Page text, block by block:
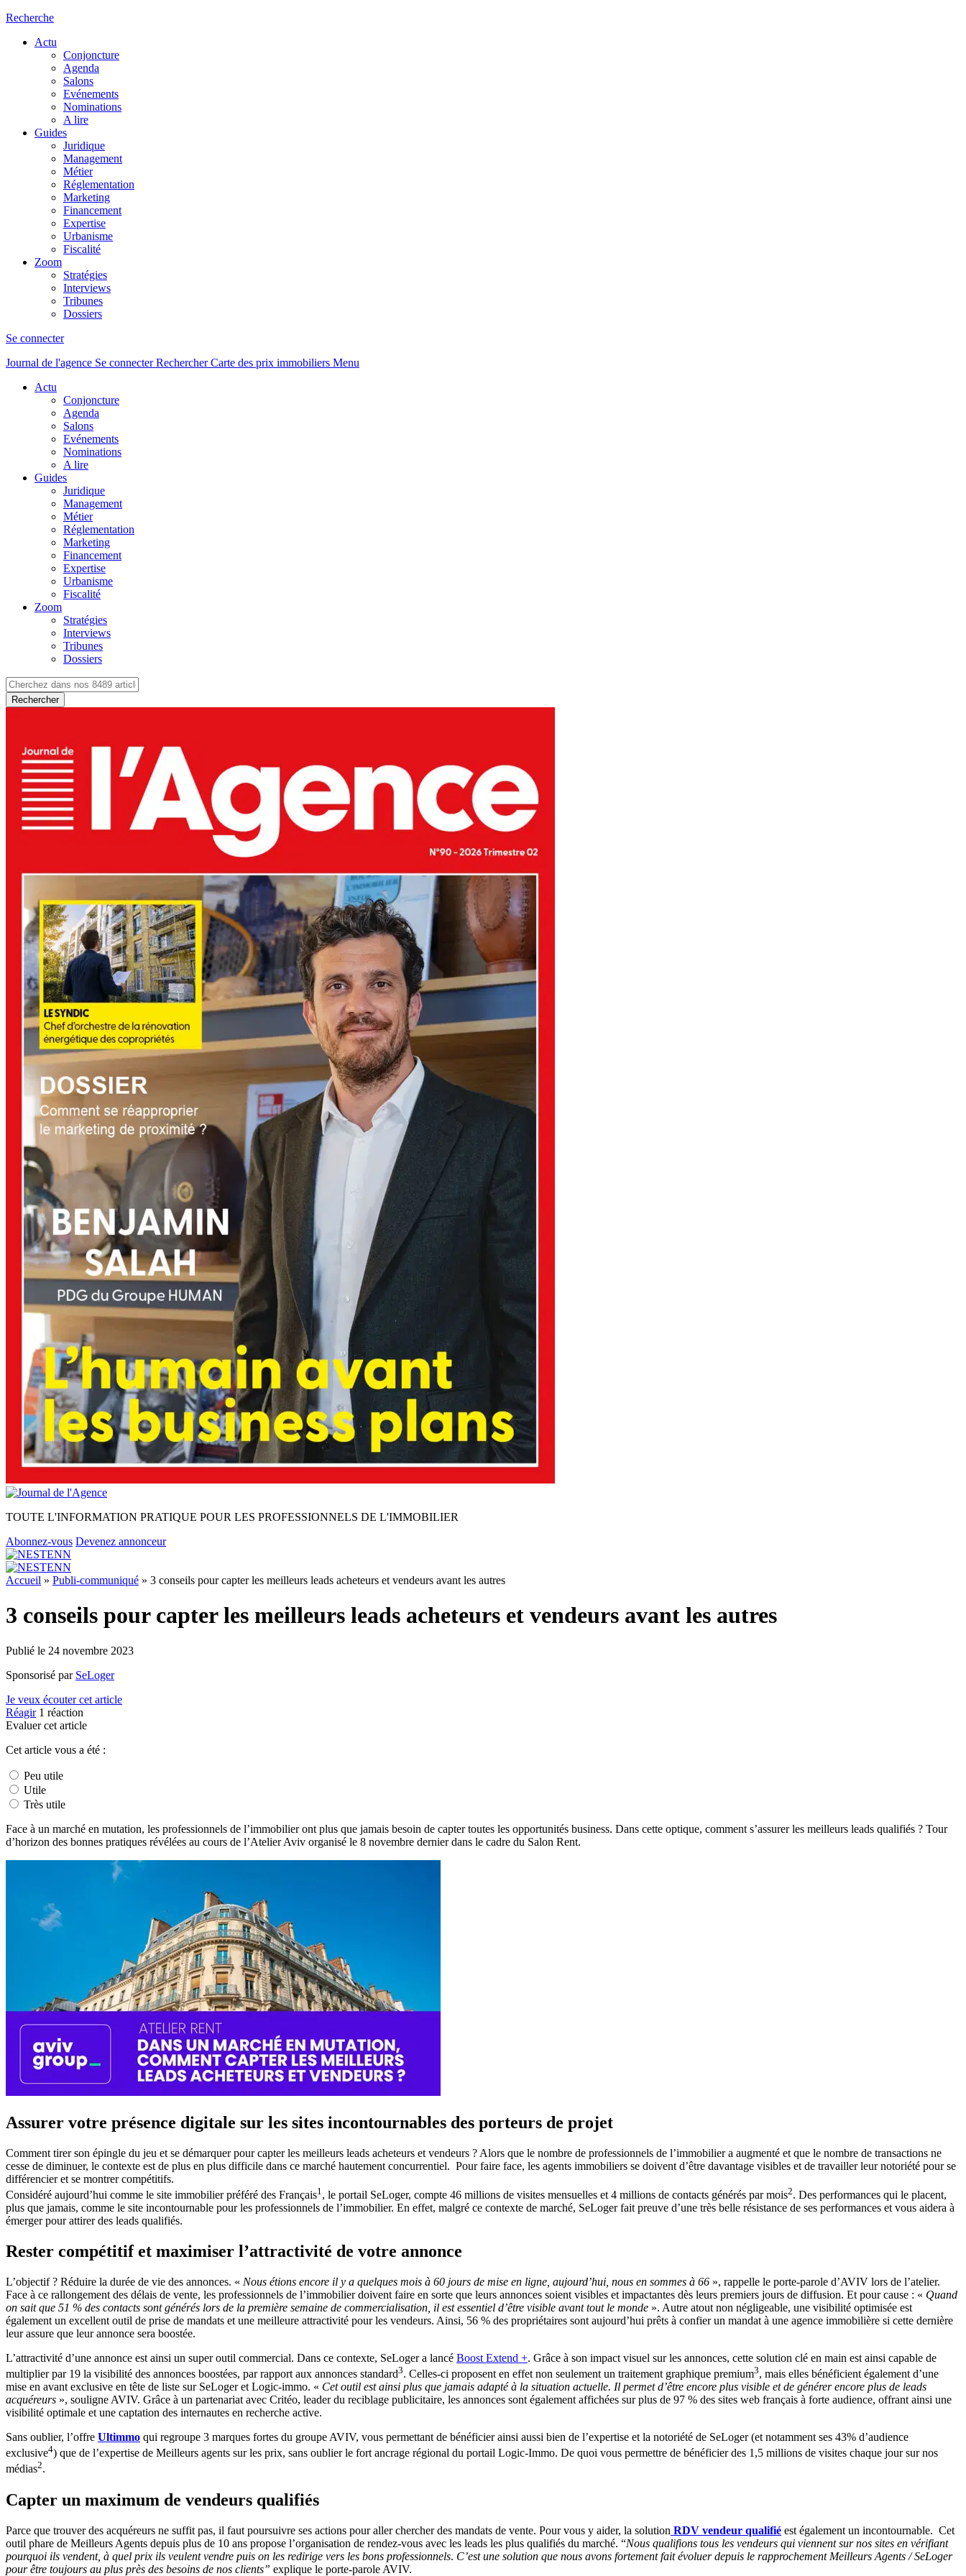
Recherche
Actu
Conjoncture
Agenda
Salons
Evénements
Nominations
A lire
Guides
Juridique
Management
Métier
Réglementation
Marketing
Financement
Expertise
Urbanisme
Fiscalité
Zoom
Stratégies
Interviews
Tribunes
Dossiers
Se connecter
Journal de l'agence Se connecterRechercher Carte des prix immobiliers Menu
Actu
Conjoncture
Agenda
Salons
Evénements
Nominations
A lire
Guides
Juridique
Management
Métier
Réglementation
Marketing
Financement
Expertise
Urbanisme
Fiscalité
Zoom
Stratégies
Interviews
Tribunes
Dossiers
Rechercher
TOUTE L'INFORMATION PRATIQUE POUR LES PROFESSIONNELS DE L'IMMOBILIER
Abonnez-vous Devenez annonceur
Accueil » Publi-communiqué » 3 conseils pour capter les meilleurs leads acheteurs et vendeurs avant les autres
3 conseils pour capter les meilleurs leads acheteurs et vendeurs avant les autres
Publié le 24 novembre 2023
Sponsorisé par SeLoger
Je veux écouter cet article
Réagir 1 réaction
Evaluer cet article
Cet article vous a été :
Peu utile
Utile
Très utile
Face à un marché en mutation, les professionnels de l’immobilier ont plus que jamais besoin de capter toutes les opportunités business. Dans cette optique, comment s’assurer les meilleurs leads qualifiés ? Tour
d’horizon des bonnes pratiques révélées au cours de l’Atelier Aviv organisé le 8 novembre dernier dans le cadre du Salon Rent.
Assurer votre présence digitale sur les sites incontournables des porteurs de projet
Comment tirer son épingle du jeu et se démarquer pour capter les meilleurs leads acheteurs et vendeurs ? Alors que le nombre de professionnels de l’immobilier a augmenté et que le nombre de transactions ne
cesse de diminuer, le contexte est de plus en plus difficile dans ce marché hautement concurrentiel. Pour faire face, les agents immobiliers se doivent d’être davantage visibles et de travailler leur notoriété pour se
différencier et se montrer compétitifs.
Considéré aujourd’hui comme le site immobilier préféré des Français1 , le portail SeLoger, compte 46 millions de visites mensuelles et 4 millions de contacts générés par mois2. Des performances qui le placent,
plus que jamais, comme le site incontournable pour les professionnels de l’immobilier. En effet, malgré ce contexte de marché, SeLoger fait preuve d’une très belle résistance de ses performances et vous aidera à
émerger pour attirer des leads qualifiés.
Rester compétitif et maximiser l’attractivité de votre annonce
L’objectif ? Réduire la durée de vie des annonces. « Nous étions encore il y a quelques mois à 60 jours de mise en ligne, aujourd’hui, nous en sommes à 66 », rappelle le porte-parole d’AVIV lors de l’atelier.
Face à ce rallongement des délais de vente, les professionnels de l’immobilier doivent faire en sorte que leurs annonces soient visibles et impactantes dès leurs premiers jours de diffusion. Et pour cause : « Quand
on sait que 51 % des contacts sont générés lors de la première semaine de commercialisation, il est essentiel d’être visible avant tout le monde ». Autre atout non négligeable, une visibilité optimisée est
également un excellent outil de prise de mandats et une meilleure attractivité pour les vendeurs. Ainsi, 56 % des propriétaires sont aujourd’hui prêts à confier un mandat à une agence immobilière si cette dernière
leur assure que leur annonce sera boostée.
L’attractivité d’une annonce est ainsi un super outil commercial. Dans ce contexte, SeLoger a lancé Boost Extend +. Grâce à son impact visuel sur les annonces, cette solution clé en main est ainsi capable de
multiplier par 19 la visibilité des annonces boostées, par rapport aux annonces standard3. Celles-ci proposent en effet non seulement un traitement graphique premium3, mais elles bénéficient également d’une
mise en avant exclusive en tête de liste sur SeLoger et Logic-immo. « Cet outil est ainsi plus que jamais adapté à la situation actuelle. Il permet d’être encore plus visible et de générer encore plus de leads
acquéreurs », souligne AVIV. Grâce à un partenariat avec Critéo, leader du reciblage publicitaire, les annonces sont également affichées sur plus de 97 % des sites web français à forte audience, offrant ainsi une
visibilité optimale et une captation des internautes en recherche active.
Sans oublier, l’offre Ultimmo qui regroupe 3 marques fortes du groupe AVIV, vous permettant de bénéficier ainsi aussi bien de l’expertise et la notoriété de SeLoger (et notamment ses 43% d’audience
exclusive4) que de l’expertise de Meilleurs agents sur les prix, sans oublier le fort ancrage régional du portail Logic-Immo. De quoi vous permettre de bénéficier des 1,5 millions de visites chaque jour sur nos
médias2.
Capter un maximum de vendeurs qualifiés
Parce que trouver des acquéreurs ne suffit pas, il faut poursuivre ses actions pour aller chercher des mandats de vente. Pour vous y aider, la solution RDV vendeur qualifié est également un incontournable. Cet
outil phare de Meilleurs Agents depuis plus de 10 ans propose l’organisation de rendez-vous avec les leads les plus qualifiés du marché. “Nous qualifions tous les vendeurs qui viennent sur nos sites en vérifiant
pourquoi ils vendent, à quel prix ils veulent vendre puis on les redirige vers les bons professionnels. C’est une solution que nous avons fortement fait évoluer depuis le rapprochement Meilleurs Agents / SeLoger
pour être toujours au plus près des besoins de nos clients” explique le porte-parole AVIV.